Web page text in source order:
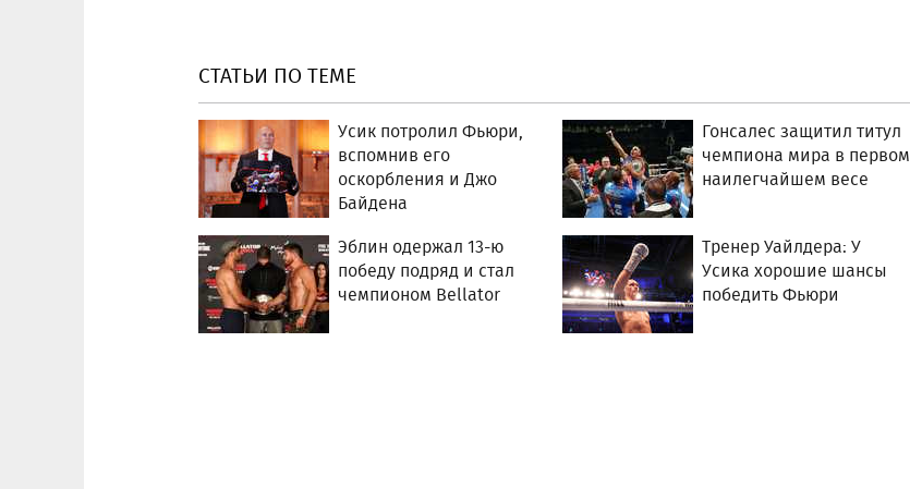
СТАТЬИ ПО ТЕМЕ
Усик потролил Фьюри,
вспомнив его
оскорбления и Джо
Байдена
Гонсалес защитил титул
чемпиона мира в первом
наилегчайшем весе
Эблин одержал 13-ю
победу подряд и стал
чемпионом Bellator
Тренер Уайлдера: У
Усика хорошие шансы
победить Фьюри